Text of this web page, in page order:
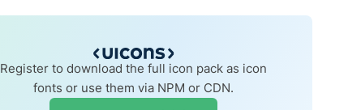
Register to download the full icon pack as icon
fonts or use them via NPM or CDN.